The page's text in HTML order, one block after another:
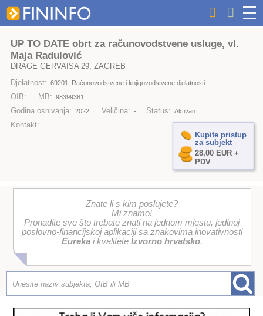
UP TO DATE obrt za računovodstvene usluge, vl.
Maja Radulović
DRAGE GERVAISA 29, ZAGREB
Djelatnost: 69201, Računovodstvene i knjigovodstvene djelatnosti
OIB: MB: 98399381
Godina osnivanja: 2022. Veličina: - Status: Aktivan
Kontakt:
Kupite pristup
za subjekt
28,00 EUR +
PDV
Znate li s kim poslujete?
Mi znamo!
Pronađite sve što trebate znati na jednom mjestu, jedinoj
poslovno-financijskoj aplikaciji sa znakovima inovativnosti
Eurekai kvalitete Izvorno hrvatsko.